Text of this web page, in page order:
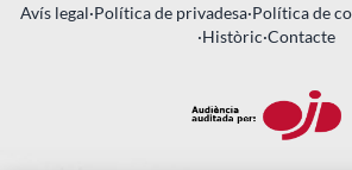
Avís legal·Política de privadesa·Política de
·Històric·Contacte